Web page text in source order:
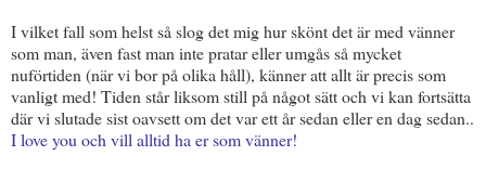
I vilket fall som helst så slog det mig hur skönt det är med vänner
som man, även fast man inte pratar eller umgås så mycket
nuförtiden (när vi bor på olika håll), känner att allt är precis som
vanligt med! Tiden står liksom still på något sätt och vi kan fortsätta
där vi slutade sist oavsett om det var ett år sedan eller en dag sedan..
I love you och vill alltid ha er som vänner!